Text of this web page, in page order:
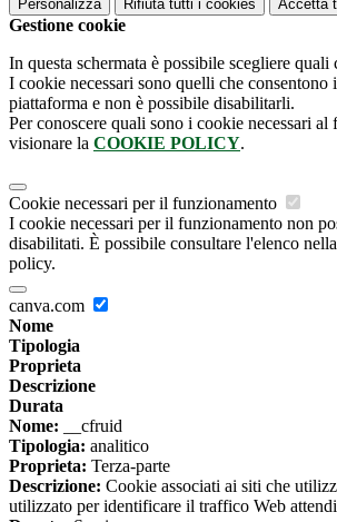
Personalizza Rifiuta tutti i cookies Accetta
Gestione cookie
In questa schermata è possibile scegliere quali
I cookie necessari sono quelli che consentono
piattaforma e non è possibile disabilitarli.
Per conoscere quali sono i cookie necessari al
visionare la COOKIE POLICY.
Cookie necessari per il funzionamento
I cookie necessari per il funzionamento non
disabilitati. È possibile consultare l'elenco
policy.
canva.com
Nome
Tipologia
Proprieta
Descrizione
Durata
Nome: __cfruid
Tipologia: analitico
Proprieta: Terza-parte
Descrizione: Cookie associati ai siti che
utilizzato per identificare il traffico Web